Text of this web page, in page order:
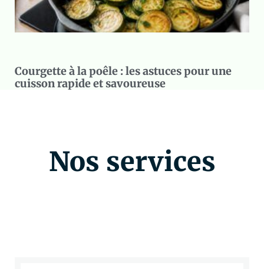
Courgette à la poêle : les astuces pour une
cuisson rapide et savoureuse
Nos services